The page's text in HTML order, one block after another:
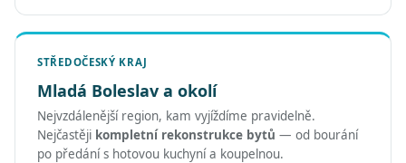
STŘEDOČESKÝ KRAJ
Mladá Boleslav a okolí
Nejvzdálenější region, kam vyjíždíme pravidelně.
Nejčastěji kompletní rekonstrukce bytů — od bourání
po předání s hotovou kuchyní a koupelnou.